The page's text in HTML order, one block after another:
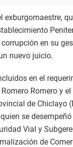
exburgomaestre,
en su
nuevo juicio.
en el
Romero y
de Chiclayo
se
Vial y
de